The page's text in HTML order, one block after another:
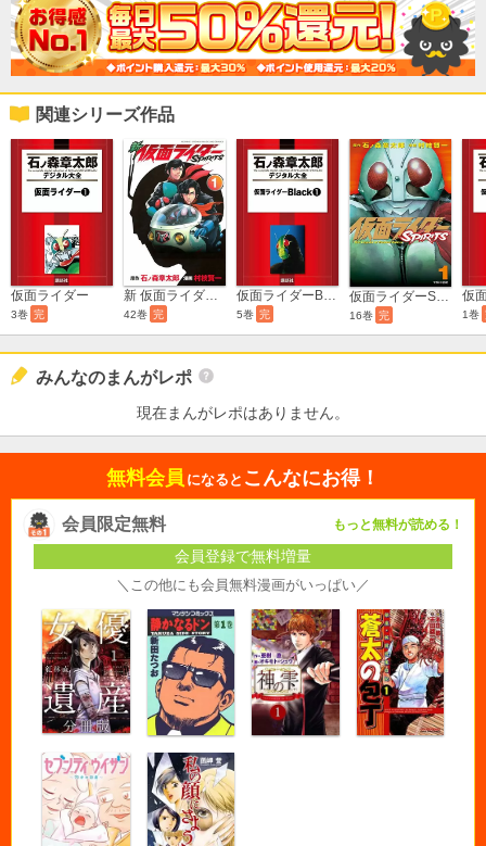
関連シリーズ作品
仮面ライダー
3巻 完 42巻 完 5巻 完 16巻 完 1巻
みんなのまんがレポ
現在まんがレポはありません。
無料会員 になると こんなにお得！
会員限定無料 もっと無料が読める！
会員登録で無料増量
＼この他にも会員無料漫画がいっぱい／